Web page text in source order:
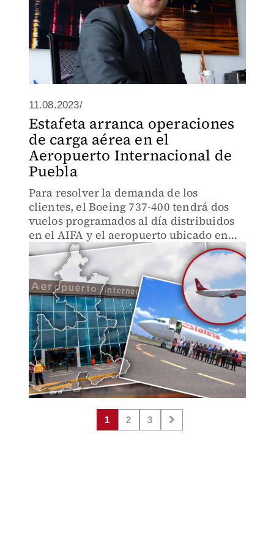
11.08.2023/
Estafeta arranca operaciones
de carga aérea en el
Aeropuerto Internacional de
Puebla
Para resolver la demanda de los
clientes, el Boeing 737-400 tendrá dos
vuelos programados al día distribuidos
en el AIFA y el aeropuerto ubicado en
Huejotzingo.
1 2 3